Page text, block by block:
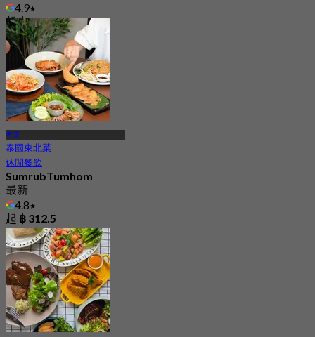
4.9
起฿ 875
考艾
泰國東北菜
休閒餐飲
SumrubTumhom
最新
4.8
起 ฿ 312.5